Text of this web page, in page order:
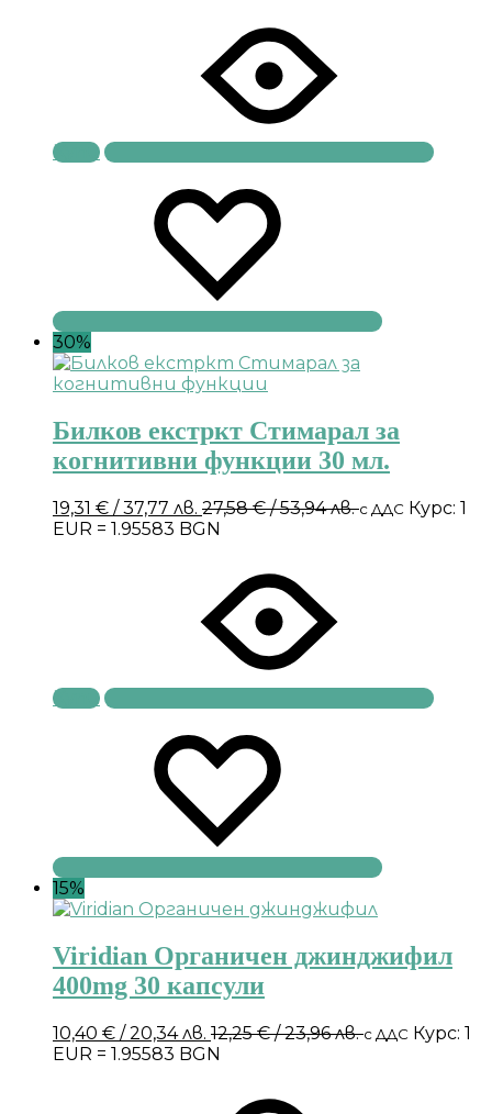
Купи
30%
Билков екстркт Стимарал за
когнитивни функции 30 мл.
19,31 € / 37,77 лв. 27,58€/ 53,94 лв.с ДДС Курс: 1
EUR = 1.95583 BGN
Купи
15%
Viridian Органичен джинджифил
400mg 30 капсули
10,40 € / 20,34 лв. 12,25€/ 23,96 лв.с ДДС Курс: 1
EUR = 1.95583 BGN